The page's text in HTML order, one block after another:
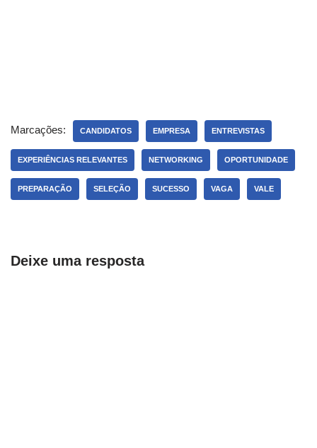
Marcações: CANDIDATOS EMPRESA ENTREVISTAS
EXPERIÊNCIAS RELEVANTES NETWORKING OPORTUNIDADE
PREPARAÇÃO SELEÇÃO SUCESSO VAGA VALE
Deixe uma resposta